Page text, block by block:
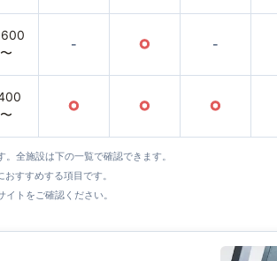
- ○ -
○ ○ ○
全施設は下の一覧で確認できます。
すすめする項目です。
トをご確認ください。